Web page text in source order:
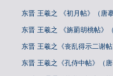
东晋 王羲之 《初月帖》（唐摹
东晋 王羲之 《旃罽胡桃帖》
东晋 王羲之《丧乱得示二谢帖
东晋 王羲之《孔侍中帖》（唐